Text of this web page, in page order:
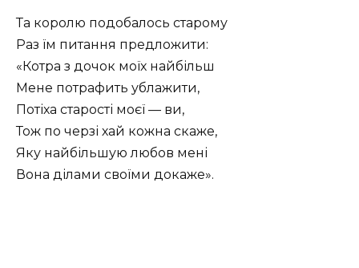
Та королю подобалось старому
Раз їм питання предложити:
«Котра з дочок моїх найбільш
Мене потрафить ублажити,
Потіха старості моєї — ви,
Тож по черзі хай кожна скаже,
Яку найбільшую любов мені
Вона ділами своїми докаже».